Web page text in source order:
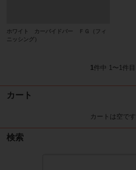
ホワイト カーバイドバー ＦＧ（フィ
ニッシング）
1件中 1〜1件目
カート
カートは空です
検索